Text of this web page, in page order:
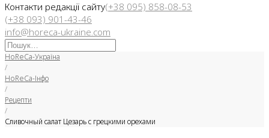
Контакти редакції сайту(+38 095) 858-08-53
(+38 093) 901-43-46
info@horeca-ukraine.com
Искать:
HoReCa-Україна
/
HoReCa-Інфо
/
Рецепти
/
Сливочный салат Цезарь с грецкими орехами